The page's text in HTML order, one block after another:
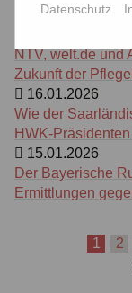
unbelegte
NTV, welt.de und
Zukunft der
16.01.2026
Wie der
HWK-
15.01.2026
Der Bayerische
Ermittlungen
1 2
Datenschutz